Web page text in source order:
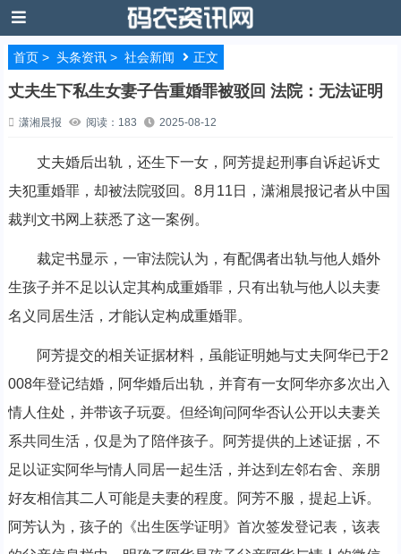
首页> 头条资讯> 社会新闻 正文
丈夫生下私生女妻子告重婚罪被驳回 法院：无法证明
潇湘晨报 阅读：183 2025-08-12
丈夫婚后出轨，还生下一女，阿芳提起刑事自诉起诉丈
夫犯重婚罪，却被法院驳回。8月11日，潇湘晨报记者从中国
裁判文书网上获悉了这一案例。
裁定书显示，一审法院认为，有配偶者出轨与他人婚外
生孩子并不足以认定其构成重婚罪，只有出轨与他人以夫妻
名义同居生活，才能认定构成重婚罪。
阿芳提交的相关证据材料，虽能证明她与丈夫阿华已于2
008年登记结婚，阿华婚后出轨，并育有一女阿华亦多次出入
情人住处，并带该子玩耍。但经询问阿华否认公开以夫妻关
系共同生活，仅是为了陪伴孩子。阿芳提供的上述证据，不
足以证实阿华与情人同居一起生活，并达到左邻右舍、亲朋
好友相信其二人可能是夫妻的程度。阿芳不服，提起上诉。
阿芳认为，孩子的《出生医学证明》首次签发登记表，该表